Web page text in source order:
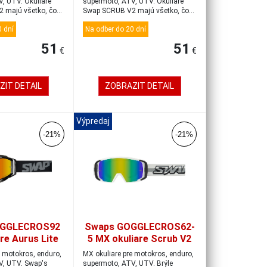
majú všetko, čo
dní
51 €
DETAIL
Swap SCRUB V2 majú všetko, čo
by mal...
Na odber do 20 dní
51 €
ZOBRAZIT DETAIL
-21%
Aurus Lite
iridium red
motokros, enduro,
UTV. Swap's
Výpredaj
-21%
Swaps GOGGLECROS62-
5 MX okuliare Scrub V2
white/black/gold-blue
MX okuliare pre motokros, enduro,
supermoto, ATV, UTV. Brýle